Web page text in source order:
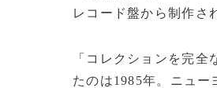
レコード盤から制作さ
「コレクションを完
たのは1985年。ニュー